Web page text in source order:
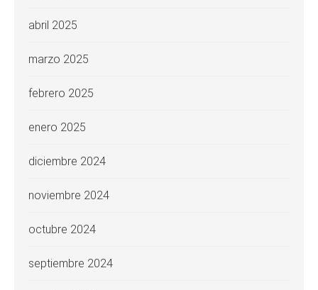
abril 2025
marzo 2025
febrero 2025
enero 2025
diciembre 2024
noviembre 2024
octubre 2024
septiembre 2024